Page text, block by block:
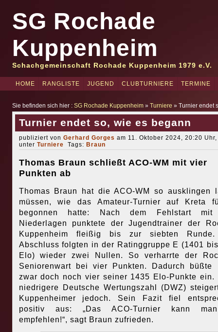
SG Rochade
Kuppenheim
Schachgemeinschaft Rochade Kuppenheim 1979 e.V.
HOME RANGLISTE JUGEND CLUBTURNIERE TERMINE
Sie befinden sich hier : SG Rochade Kuppenheim» Turniere » Turnier endet
Turnier endet so, wie es begann
publiziert von Gerhard Gorges am 11. Oktober 2024, 20:20 Uhr,
unter Turniere Tags: Braun
Thomas Braun schließt ACO-WM mit vier
Punkten ab
Thomas Braun hat die ACO-WM so ausklingen
müssen, wie das Amateur-Turnier auf Kreta
begonnen hatte: Nach dem Fehlstart mit
Niederlagen punktete der Jugendtrainer der
Kuppenheim fleißig bis zur siebten
Abschluss folgten in der Ratinggruppe E (1401
Elo) wieder zwei Nullen. So verharrte der
Seniorenwart bei vier Punkten. Dadurch büßte
zwar doch noch vier seiner 1435 Elo-Punkte ein.
niedrigere Deutsche Wertungszahl (DWZ)
Kuppenheimer jedoch. Sein Fazit fiel
positiv aus: „Das ACO-Turnier kann
empfehlen!“, sagt Braun zufrieden.